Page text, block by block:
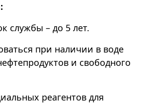
службы – до 5 лет.
при наличии в воде
и свободного
реагентов для